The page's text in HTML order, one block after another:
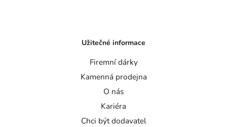
Užitečné informace
Firemní dárky
Kamenná prodejna
O nás
Kariéra
Chci být dodavatel